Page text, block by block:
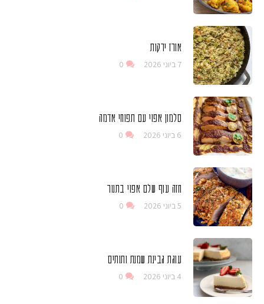
אורז ירקות
7 ביוני 2026 0
סלמון אפוי עם תפוחי אדמה
6 ביוני 2026 0
חזה עוף שלם אפוי בתנור
5 ביוני 2026 0
עוגת גבינת שמנת ותותים
4 ביוני 2026 0